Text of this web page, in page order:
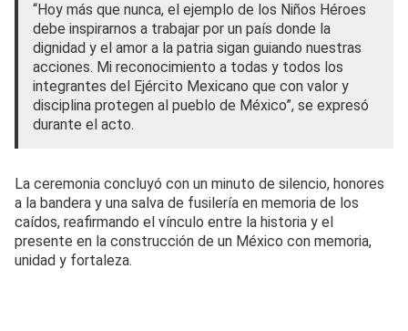
“Hoy más que nunca, el ejemplo de los Niños Héroes
debe inspirarnos a trabajar por un país donde la
dignidad y el amor a la patria sigan guiando nuestras
acciones. Mi reconocimiento a todas y todos los
integrantes del Ejército Mexicano que con valor y
disciplina protegen al pueblo de México”, se expresó
durante el acto.
La ceremonia concluyó con un minuto de silencio, honores
a la bandera y una salva de fusilería en memoria de los
caídos, reafirmando el vínculo entre la historia y el
presente en la construcción de un México con memoria,
unidad y fortaleza.